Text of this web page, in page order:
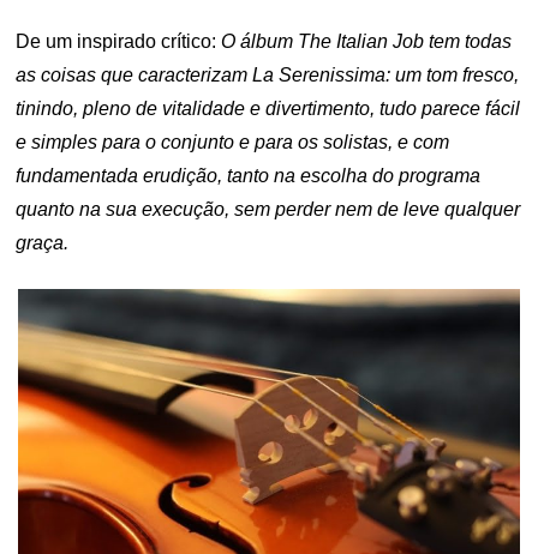
De um inspirado crítico:O álbum The Italian Job tem todas
as coisas que caracterizam La Serenissima: um tom fresco,
tinindo, pleno de vitalidade e divertimento, tudo parece fácil
e simples para o conjunto e para os solistas, e com
fundamentada erudição, tanto na escolha do programa
quanto na sua execução, sem perder nem de leve qualquer
graça.